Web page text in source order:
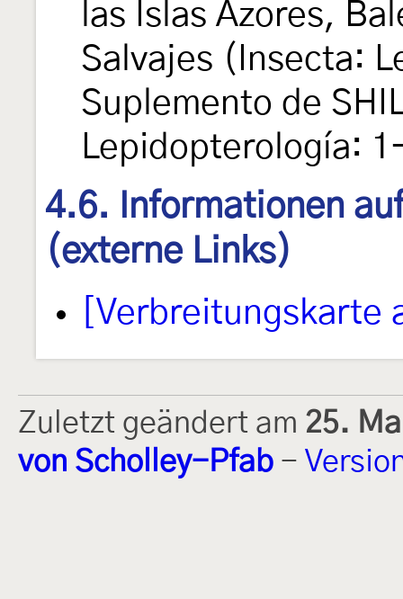
las Islas Azores,
Salvajes (Insecta:
Suplemento de
Lepidopterología:
4.6. Informationen
(externe Links)
Zuletzt geändert am 25.
von Scholley-Pfab -